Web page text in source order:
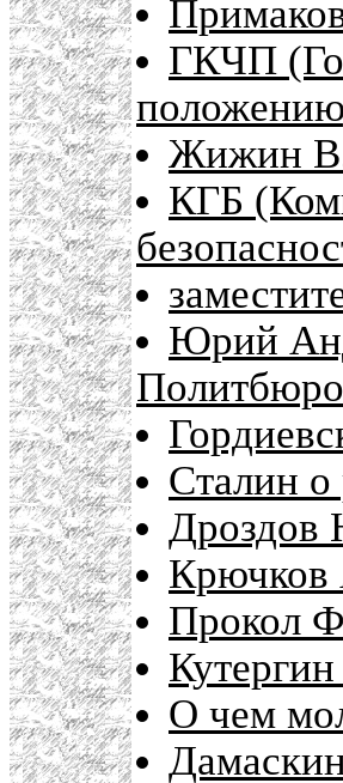
ГКЧП
Жижин
КГБ
Юрий
Политбюро
Сталин о
Дроздов
Крючков
Прокол
О чем